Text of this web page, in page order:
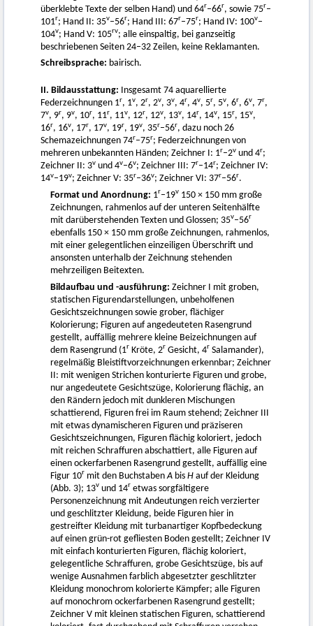
überklebte Texte der selben Hand) und 64r–66r, sowie 75r–
101r; Hand II: 35v–56r; Hand III: 67r–75r; Hand IV: 100v–
104v; Hand V: 105rv; alle einspaltig, bei ganzseitig
beschriebenen Seiten 24–32 Zeilen, keine Reklamanten.
Schreibsprache: bairisch.
II. Bildausstattung: Insgesamt 74 aquarellierte
Federzeichnungen 1r, 1v, 2r, 2v, 3v, 4r, 4v, 5r, 5v, 6r, 6v, 7r,
7v, 9r, 9v, 10r, 11r, 11v, 12r, 12v, 13v, 14r, 14v, 15r, 15v,
16r, 16v, 17r, 17v, 19r, 19v, 35r–56r, dazu noch 26
Schemazeichnungen 74r–75r; Federzeichnungen von
mehreren unbekannten Händen; Zeichner I: 1r–2v und 4r;
Zeichner II: 3v und 4v–6v; Zeichner III: 7r–14r; Zeichner IV:
14v–19v; Zeichner V: 35r–36v; Zeichner VI: 37r–56r.
Format und Anordnung: 1r–19v 150 × 150 mm große
Zeichnungen, rahmenlos auf der unteren Seitenhälfte
mit darüberstehenden Texten und Glossen; 35v–56r
ebenfalls 150 × 150 mm große Zeichnungen, rahmenlos,
mit einer gelegentlichen einzeiligen Überschrift und
ansonsten unterhalb der Zeichnung stehenden
mehrzeiligen Beitexten.
Bildaufbau und -ausführung: Zeichner I mit groben,
statischen Figurendarstellungen, unbeholfenen
Gesichtszeichnungen sowie grober, flächiger
Kolorierung; Figuren auf angedeuteten Rasengrund
gestellt, auffällig mehrere kleine Beizeichnungen auf
dem Rasengrund (1r Kröte, 2r Gesicht, 4r Salamander),
regelmäßig Bleistiftvorzeichnungen erkennbar; Zeichner
II: mit wenigen Strichen konturierte Figuren und grobe,
nur angedeutete Gesichtszüge, Kolorierung flächig, an
den Rändern jedoch mit dunkleren Mischungen
schattierend, Figuren frei im Raum stehend; Zeichner III
mit etwas dynamischeren Figuren und präziseren
Gesichtszeichnungen, Figuren flächig koloriert, jedoch
mit reichen Schraffuren abschattiert, alle Figuren auf
einen ockerfarbenen Rasengrund gestellt, auffällig eine
Figur 10r mit den BuchstabenA bis H auf der Kleidung
(Abb. 3); 13v und 14r etwas sorgfältigere
Personenzeichnung mit Andeutungen reich verzierter
und geschlitzter Kleidung, beide Figuren hier in
gestreifter Kleidung mit turbanartiger Kopfbedeckung
auf einen grün-rot gefliesten Boden gestellt; Zeichner IV
mit einfach konturierten Figuren, flächig koloriert,
gelegentliche Schraffuren, grobe Gesichtszüge, bis auf
wenige Ausnahmen farblich abgesetzter geschlitzter
Kleidung monochrom kolorierte Kämpfer; alle Figuren
auf monochrom ockerfarbenen Rasengrund gestellt;
Zeichner V mit kleinen statischen Figuren, schattierend